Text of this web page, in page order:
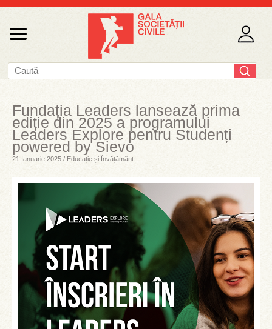
Fundația Leaders lansează prima
ediție din 2025 a programului
Leaders Explore pentru Studenți
powered by Sievo
21 Ianuarie 2025 / Educație și Învățământ